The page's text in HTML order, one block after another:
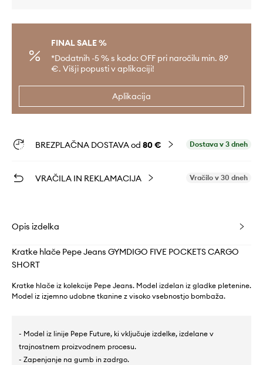
FINAL SALE %
*Dodatnih -5 % s kodo: OFF pri naročilu min. 89
€. Višji popusti v aplikaciji!
Aplikacija
BREZPLAČNA DOSTAVA od 80 € Dostava v 3 dneh
VRAČILA IN REKLAMACIJA Vračilo v 30 dneh
Opis izdelka
Kratke hlače Pepe Jeans GYMDIGO FIVE POCKETS CARGO
SHORT
Kratke hlače iz kolekcije Pepe Jeans. Model izdelan iz gladke pletenine.
Model iz izjemno udobne tkanine z visoko vsebnostjo bombaža.
- Model iz linije Pepe Future, ki vključuje izdelke, izdelane v
trajnostnem proizvodnem procesu.
- Zapenjanje na gumb in zadrgo.